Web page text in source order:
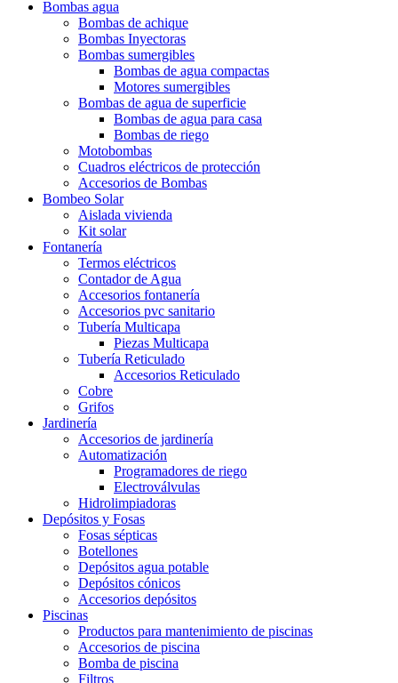
Bombas agua
Bombas de achique
Bombas Inyectoras
Bombas sumergibles
Bombas de agua compactas
Motores sumergibles
Bombas de agua de superficie
Bombas de agua para casa
Bombas de riego
Motobombas
Cuadros eléctricos de protección
Accesorios de Bombas
Bombeo Solar
Aislada vivienda
Kit solar
Fontanería
Termos eléctricos
Contador de Agua
Accesorios fontanería
Accesorios pvc sanitario
Tubería Multicapa
Piezas Multicapa
Tubería Reticulado
Accesorios Reticulado
Cobre
Grifos
Jardinería
Accesorios de jardinería
Automatización
Programadores de riego
Electroválvulas
Hidrolimpiadoras
Depósitos y Fosas
Fosas sépticas
Botellones
Depósitos agua potable
Depósitos cónicos
Accesorios depósitos
Piscinas
Productos para mantenimiento de piscinas
Accesorios de piscina
Bomba de piscina
Filtros